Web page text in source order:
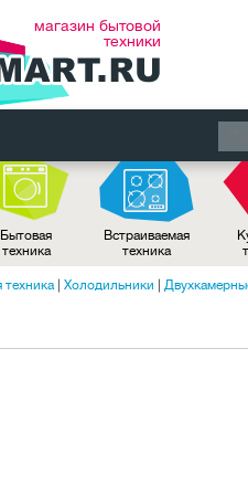
магазин бытовой
техники
Бытовая
техника
Встраиваемая
техника
техника| Холодильники